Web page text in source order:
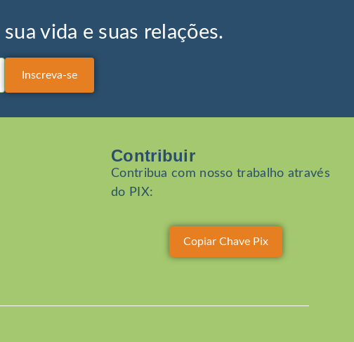
vida e suas relações.
Contribuir
Contribua com nosso trabalho através
do PIX:
Copiar Chave Pix